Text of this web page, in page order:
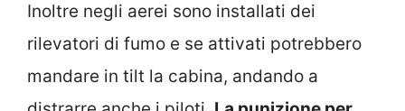
Inoltre negli aerei sono installati dei
rilevatori di fumo e se attivati potrebbero
mandare in tilt la cabina, andando a